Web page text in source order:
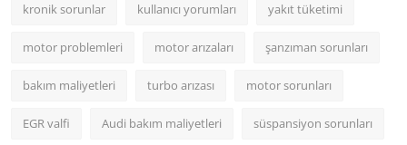
kronik sorunlar kullanıcı yorumları yakıt tüketimi
motor problemleri motor arızaları şanzıman sorunları
bakım maliyetleri turbo arızası motor sorunları
EGR valfi Audi bakım maliyetleri süspansiyon sorunları